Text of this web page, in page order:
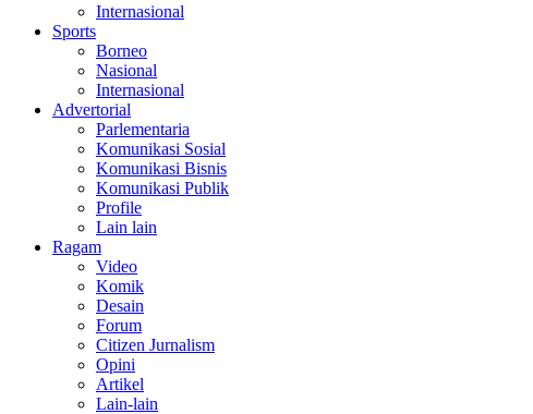
Internasional
Sports
Borneo
Nasional
Internasional
Advertorial
Parlementaria
Komunikasi Sosial
Komunikasi Bisnis
Komunikasi Publik
Profile
Lain lain
Ragam
Video
Komik
Desain
Forum
Citizen Jurnalism
Opini
Artikel
Lain-lain